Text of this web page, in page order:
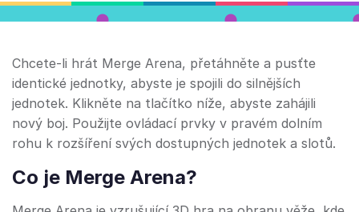
Chcete-li hrát Merge Arena, přetáhněte a pusťte
identické jednotky, abyste je spojili do silnějších
jednotek. Klikněte na tlačítko níže, abyste zahájili
nový boj. Použijte ovládací prvky v pravém dolním
rohu k rozšíření svých dostupných jednotek a slotů.
Co je Merge Arena?